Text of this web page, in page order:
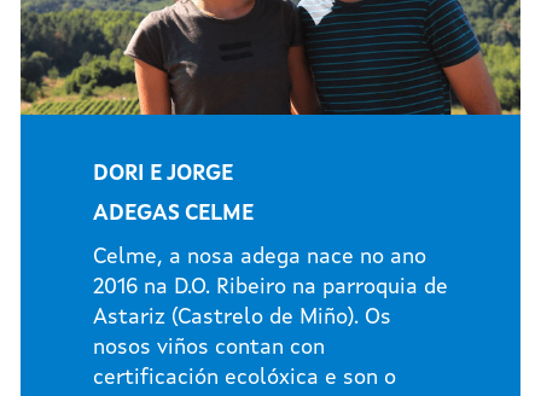
DORI E JORGE
ADEGAS CELME
Celme, a nosa adega nace no ano
2016 na D.O. Ribeiro na parroquia de
Astariz (Castrelo de Miño). Os
nosos viños contan con
certificación ecolóxica e son o